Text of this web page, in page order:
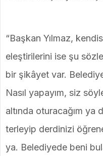
“Başkan Yılmaz,
eleştirilerini ise şu
bir şikâyet var.
Nasıl yapayım, siz
altında oturacağım ya
terleyip derdinizi
ya. Belediyede beni